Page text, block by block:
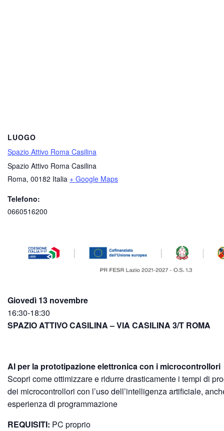
LUOGO
Spazio Attivo Roma Casilina
Spazio Attivo Roma Casilina
Roma, 00182 Italia + Google Maps
Telefono:
0660516200
Giovedì 13 novembre
16:30-18:30
SPAZIO ATTIVO CASILINA – VIA CASILINA 3/T ROMA
AI per la prototipazione elettronica con i microcontrollori
Scopri come ottimizzare e ridurre drasticamente i tempi di
dei microcontrollori con l’uso dell’intelligenza artificiale,
esperienza di programmazione
REQUISITI: PC proprio